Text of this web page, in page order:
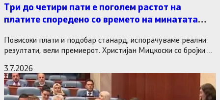
Три до четири пати е поголем растот на
платите споредено со времето на минатата
Повисоки плати и подобар станард, испорачуваме реални
резултати, вели премиерот. Христијан Мицкоски со бројки и
3.7.2026